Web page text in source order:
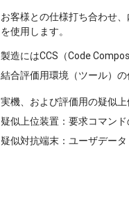
お客様との仕様打ち合わせ
を使用します。
製造にはCCS（Code
結合評価用環境（ツール）の
実機、および評価用の疑似
疑似上位装置：要求コマン
疑似対抗端末：ユーザデー